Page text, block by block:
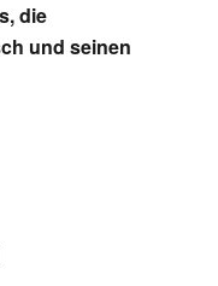
die
und seinen